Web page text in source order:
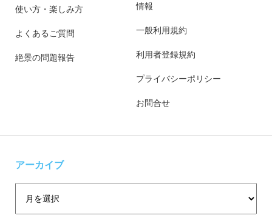
使い方・楽しみ方
よくあるご質問
絶景の問題報告
情報
一般利用規約
利用者登録規約
プライバシーポリシー
お問合せ
アーカイブ